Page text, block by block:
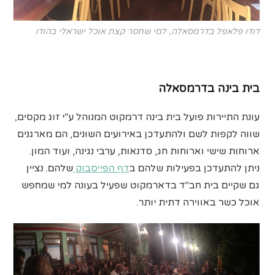
דודו פלאפל בדרמסאלה, למי שחסר קצת אוכל ישראלי בהודו
בית בינה בדרמסאלה
עונת התיירות פועל בית בינה דרמקוט המנוהל ע"י זוג מקסים,
שווה לקפות לשם ולהתעדכן באירועים השונים, הם מארגנים
ארוחות שישי וארוחות חג, סדנאות, ערבי נגינה, ועוד המון.
ניתן להתעדכן בפעילות שלהם בדף הפייסבוקשלהם. נציין
גם שקיים בית חב"ד בדארמקוט שפעיל בעונה למי שמחפש
אוכל כשר באווירה דתית יותר.